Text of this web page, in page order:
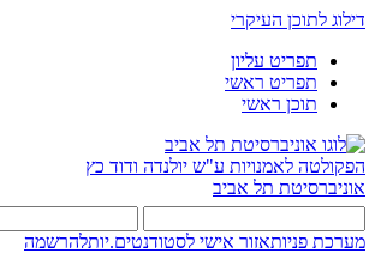
דילוג לתוכן העיקרי
תפריט עליון
תפריט ראשי
תוכן ראשי
הפקולטה לאמנויות ע"ש יולנדה ודוד כץ
אוניברסיטת תל אביב
מערכת פניותאזור אישי לסטודנטים.יותלהרשמה